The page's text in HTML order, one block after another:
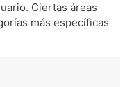
Ciertas áreas
más específicas